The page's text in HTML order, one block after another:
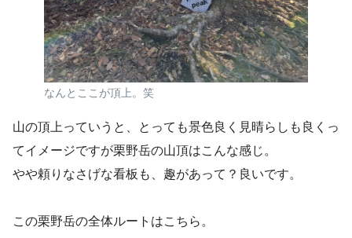
なんとここが頂上。笑
山の頂上っていうと、とっても景色良く見晴らしも良くっ
てイメージですが栗野岳の山頂はこんな感じ。
やや頼りなさげな看板も、趣があって？良いです。
この栗野岳の全体ルートはこちら。